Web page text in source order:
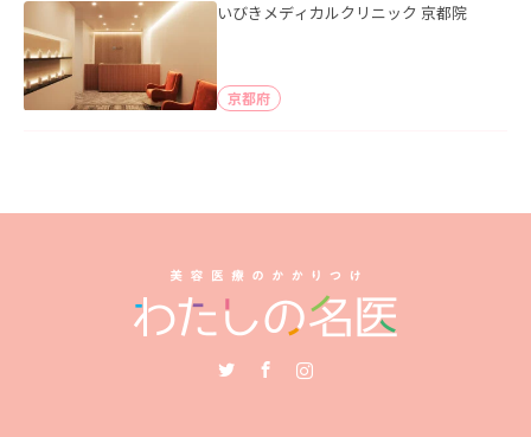
いびきメディカルクリニック 京都院
京都府